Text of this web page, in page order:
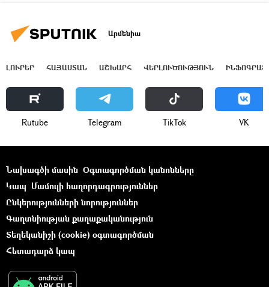
Արմենիա
ԼՈՒՐԵՐ ՀԱՅԱՍՏԱՆ ԱՇԽԱՐՀ ՎԵՐԼՈՒԾՈՒԹՅՈՒՆ
Rutube Telegram ТikТоk VK
Նախագծի մասին Օգտագործման կանոնները
Կապ Մամուլի հաղորդագրություններ
Ընկերությունների նորություններ
Գաղտնիության քաղաքականություն
Տեղեկանիշի (cookie) օգտագործման
Հետադարձ կապ